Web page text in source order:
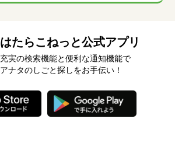
はたらこねっと公式アプリ
充実の検索機能と便利な通知機能で
アナタのしごと探しをお手伝い！